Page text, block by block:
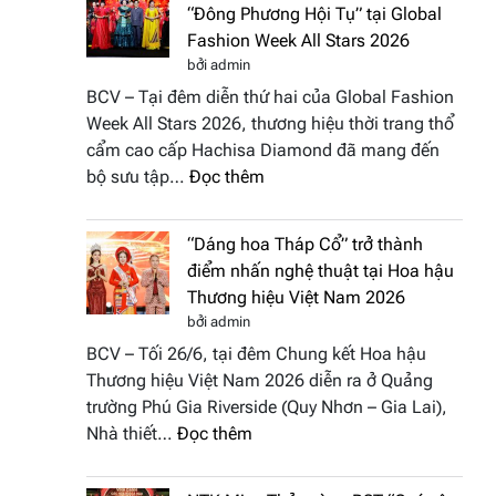
“Đông Phương Hội Tụ” tại Global
Fashion Week All Stars 2026
bởi admin
BCV – Tại đêm diễn thứ hai của Global Fashion
Week All Stars 2026, thương hiệu thời trang thổ
cẩm cao cấp Hachisa Diamond đã mang đến
bộ sưu tập… Đọc thêm
đưa
hồn
Việt
“Đông
Phương
Hội
“Dáng hoa Tháp Cổ” trở thành
điểm nhấn nghệ thuật tại Hoa hậu
Thương hiệu Việt Nam 2026
bởi admin
BCV – Tối 26/6, tại đêm Chung kết Hoa hậu
Thương hiệu Việt Nam 2026 diễn ra ở Quảng
trường Phú Gia Riverside (Quy Nhơn – Gia Lai),
Nhà thiết… Đọc thêm